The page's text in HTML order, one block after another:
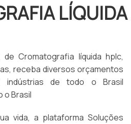
LÍQUIDA
Cromatografia líquida hplc,
receba diversos orçamentos
indústrias de todo o Brasil
o Brasil
vida, a plataforma Soluções